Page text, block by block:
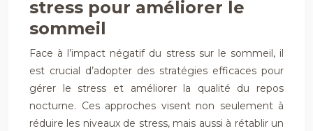
stress pour améliorer le
sommeil
Face à l’impact négatif du stress sur le sommeil, il
est crucial d’adopter des stratégies efficaces pour
gérer le stress et améliorer la qualité du repos
nocturne. Ces approches visent non seulement à
réduire les niveaux de stress, mais aussi à rétablir un